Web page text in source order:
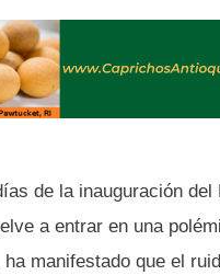
de la inauguración
a entrar en una
manifestado que el